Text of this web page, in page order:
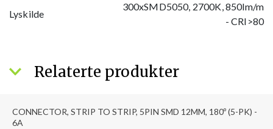
Lyskilde
300xSMD5050, 2700K, 850lm/m
- CRI>80
Relaterte produkter
CONNECTOR, STRIP TO STRIP, 5PIN SMD 12MM, 180º (5-PK) -
6A